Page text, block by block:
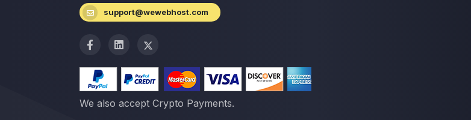
support@wewebhost.com
We also accept Crypto Payments.